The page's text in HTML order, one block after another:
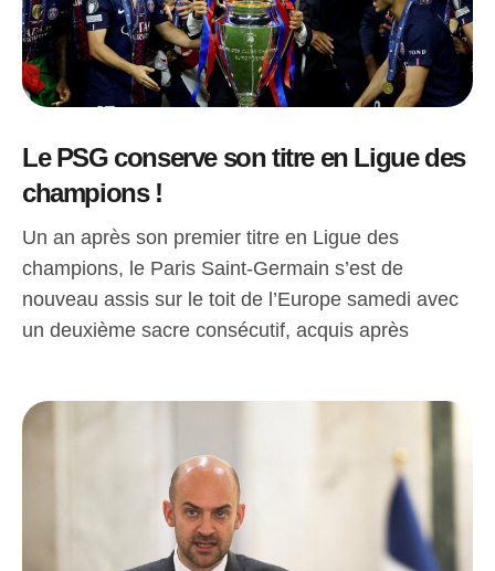
Le PSG conserve son titre en Ligue des
champions !
Un an après son premier titre en Ligue des
champions, le Paris Saint-Germain s’est de
nouveau assis sur le toit de l’Europe samedi avec
un deuxième sacre consécutif, acquis après